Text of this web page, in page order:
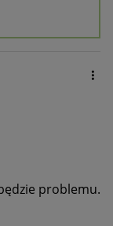
problemu.